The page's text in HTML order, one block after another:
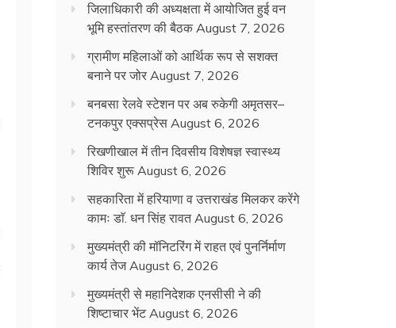
जिलाधिकारी की अध्यक्षता में आयोजित हुई वन
भूमि हस्तांतरण की बैठक August 7, 2026
ग्रामीण महिलाओं को आर्थिक रूप से सशक्त
बनाने पर जोर August 7, 2026
बनबसा रेलवे स्टेशन पर अब रुकेगी अमृतसर–
टनकपुर एक्सप्रेस August 6, 2026
रिखणीखाल में तीन दिवसीय विशेषज्ञ स्वास्थ्य
शिविर शुरू August 6, 2026
सहकारिता में हरियाणा व उत्तराखंड मिलकर करेंगे
कामः डाॅ. धन सिंह रावत August 6, 2026
मुख्यमंत्री की मॉनिटरिंग में राहत एवं पुनर्निर्माण
कार्य तेज August 6, 2026
मुख्यमंत्री से महानिदेशक एनसीसी ने की
शिष्टाचार भेंट August 6, 2026